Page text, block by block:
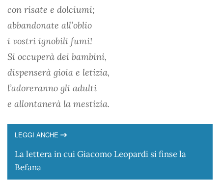
con risate e dolciumi;
abbandonate all’oblio
i vostri ignobili fumi!
Si occuperà dei bambini,
dispenserà gioia e letizia,
l’adoreranno gli adulti
e allontanerà la mestizia.
LEGGI ANCHE
La lettera in cui Giacomo Leopardi si finse la
Befana